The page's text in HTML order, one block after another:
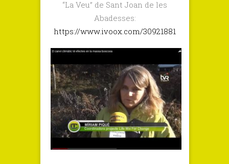
“La Veu” de Sant Joan de les
Abadesses:
https://www.ivoox.com/30921881